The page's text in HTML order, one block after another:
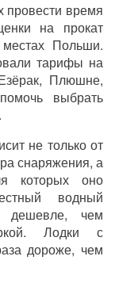
провести время
на прокат
Польши.
тарифы на
Плюшне,
выбрать
не только от
снаряжения, а
которых оно
водный
дешевле, чем
Лодки с
дороже, чем